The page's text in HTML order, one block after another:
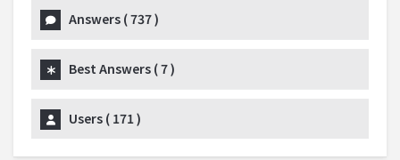
Answers (737)
Best Answers (7)
Users ( 171)